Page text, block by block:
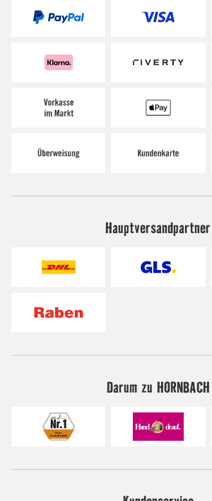
Hauptversandpartner
Darum zu HORNBACH